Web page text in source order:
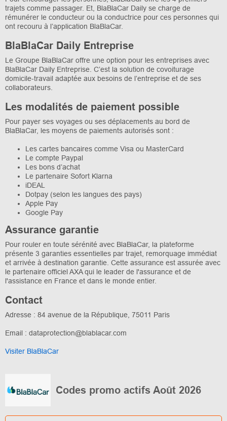
trajets comme passager. Et, BlaBlaCar Daily se charge de
rémunérer le conducteur ou la conductrice pour ces personnes qui
ont recouru à l’application BlaBlaCar.
BlaBlaCar Daily Entreprise
Le Groupe BlaBlaCar offre une option pour les entreprises avec
BlaBlaCar Daily Entreprise. C’est la solution de covoiturage
domicile-travail adaptée aux besoins de l’entreprise et de ses
collaborateurs.
Les modalités de paiement possible
Pour payer ses voyages ou ses déplacements au bord de
BlaBlaCar, les moyens de paiements autorisés sont :
Les cartes bancaires comme Visa ou MasterCard
Le compte Paypal
Les bons d’achat
Le partenaire Sofort Klarna
iDEAL
Dotpay (selon les langues des pays)
Apple Pay
Google Pay
Assurance garantie
Pour rouler en toute sérénité avec BlaBlaCar, la plateforme
présente 3 garanties essentielles par trajet, remorquage immédiat
et arrivée à destination garantie. Cette assurance est assurée avec
le partenaire officiel AXA qui le leader de l'assurance et de
l'assistance en France et dans le monde entier.
Contact
Adresse : 84 avenue de la République, 75011 Paris
Email : dataprotection@blablacar.com
Visiter BlaBlaCar
Codes promo actifs Août 2026